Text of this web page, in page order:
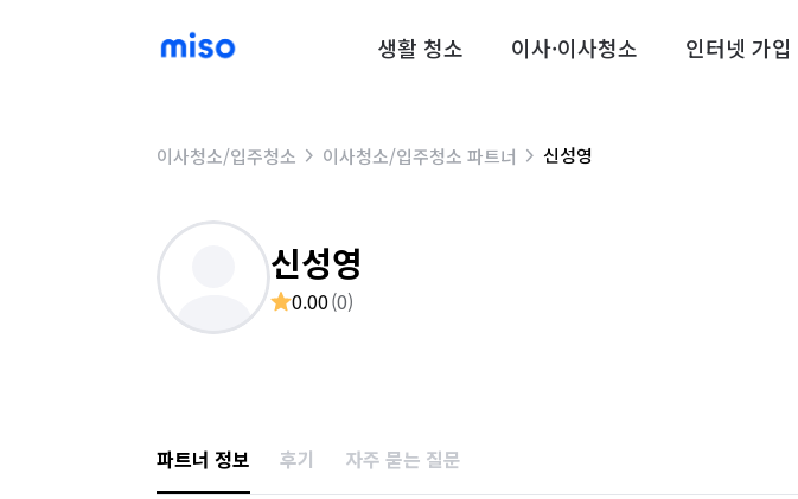
생활 청소 이사·이사청소 인터넷 가입
이사청소/입주청소 이사청소/입주청소 파트너 신성영
신성영
0.00(0)
파트너 정보 후기 자주 묻는 질문